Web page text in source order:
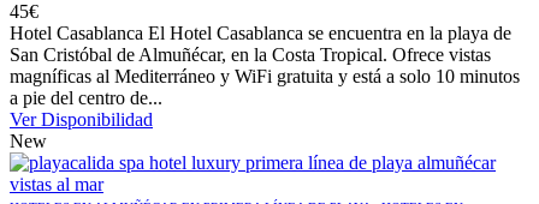
45€
Hotel Casablanca El Hotel Casablanca se encuentra en la playa de
San Cristóbal de Almuñécar, en la Costa Tropical. Ofrece vistas
magníficas al Mediterráneo y WiFi gratuita y está a solo 10 minutos
a pie del centro de...
Ver Disponibilidad
New